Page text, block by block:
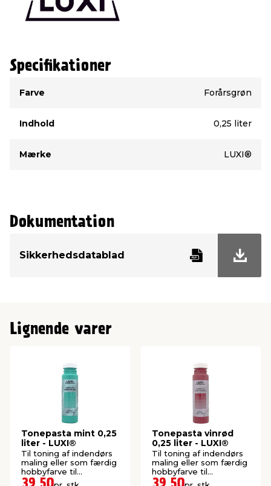
Specifikationer
Farve
Forårsgrøn
Indhold 0,25 liter
Mærke LUXI®
Dokumentation
Sikkerhedsdatablad
Lignende varer
Tonepasta mint 0,25
liter - LUXI®
Til toning af indendørs
maling eller som færdig
hobbyfarve til
indendørs og udendørs
Tonepasta vinrød
0,25 liter - LUXI®
Til toning af indendørs
maling eller som færdig
hobbyfarve til
indendørs og udendørs